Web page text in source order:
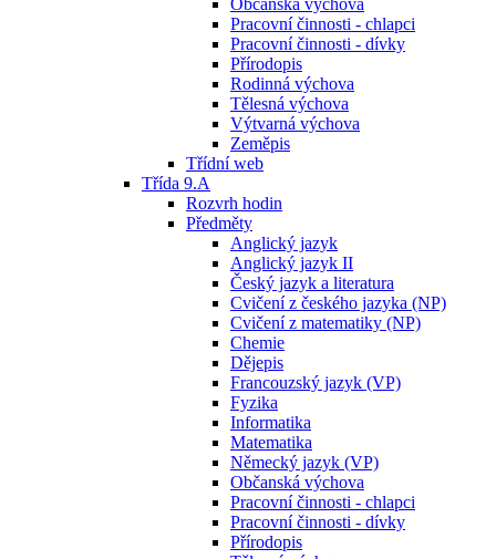
Občanská výchova
Pracovní činnosti - chlapci
Pracovní činnosti - dívky
Přírodopis
Rodinná výchova
Tělesná výchova
Výtvarná výchova
Zeměpis
Třídní web
Třída 9.A
Rozvrh hodin
Předměty
Anglický jazyk
Anglický jazyk II
Český jazyk a literatura
Cvičení z českého jazyka (NP)
Cvičení z matematiky (NP)
Chemie
Dějepis
Francouzský jazyk (VP)
Fyzika
Informatika
Matematika
Německý jazyk (VP)
Občanská výchova
Pracovní činnosti - chlapci
Pracovní činnosti - dívky
Přírodopis